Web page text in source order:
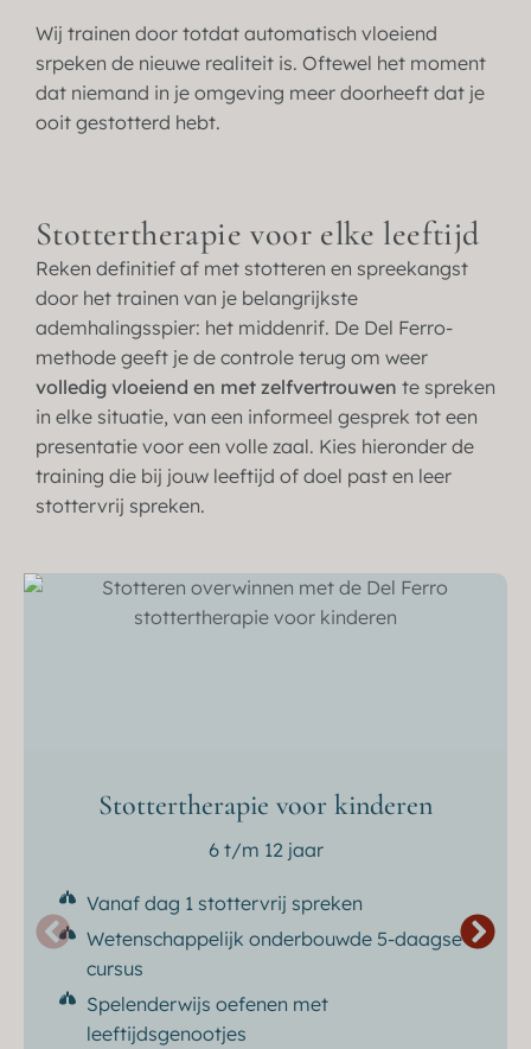
Wij trainen door totdat automatisch vloeiend
srpeken de nieuwe realiteit is. Oftewel het moment
dat niemand in je omgeving meer doorheeft dat je
ooit gestotterd hebt.
Stottertherapie voor elke leeftijd
Reken definitief af met stotteren en spreekangst
door het trainen van je belangrijkste
ademhalingsspier: het middenrif. De Del Ferro-
methode geeft je de controle terug om weer
volledig vloeiend en met zelfvertrouwen te spreken
in elke situatie, van een informeel gesprek tot een
presentatie voor een volle zaal. Kies hieronder de
training die bij jouw leeftijd of doel past en leer
stottervrij spreken.
Stottertherapie voor kinderen
6 t/m 12 jaar
Vanaf dag 1 stottervrij spreken
Wetenschappelijk onderbouwde 5-daagse
cursus
Spelenderwijs oefenen met
leeftijdsgenootjes